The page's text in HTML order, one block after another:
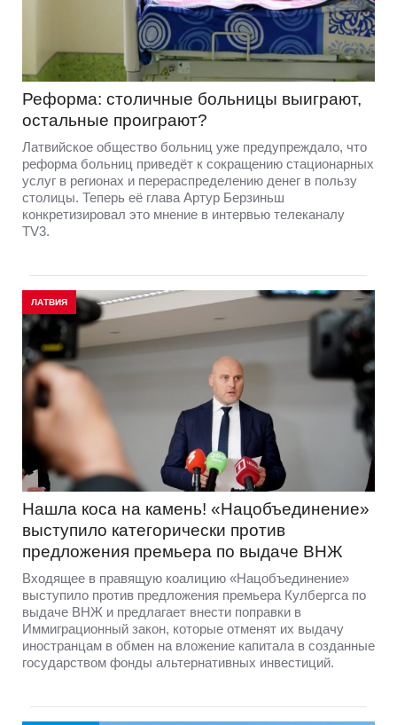
Реформа: столичные больницы выиграют,
остальные проиграют?
Латвийское общество больниц уже предупреждало, что
реформа больниц приведёт к сокращению стационарных
услуг в регионах и перераспределению денег в пользу
столицы. Теперь её глава Артур Берзиньш
конкретизировал это мнение в интервью телеканалу
TV3.
ЛАТВИЯ
Нашла коса на камень! «Нацобъединение»
выступило категорически против
предложения премьера по выдаче ВНЖ
Входящее в правящую коалицию «Нацобъединение»
выступило против предложения премьера Кулбергса по
выдаче ВНЖ и предлагает внести поправки в
Иммиграционный закон, которые отменят их выдачу
иностранцам в обмен на вложение капитала в созданные
государством фонды альтернативных инвестиций.